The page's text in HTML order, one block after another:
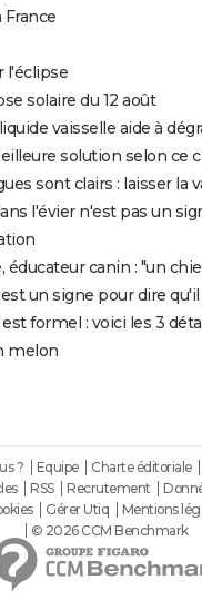
l'éclipse
solaire du 12 août
vaisselle aide à
solution selon ce
sont clairs : laisser la
l'évier n'est pas un
éducateur canin : "un
un signe pour dire
formel : voici les 3
melon
? Equipe Charte éditoriale
RSS Recrutement
Gérer Utiq Mentions
© 2026 CCM Benchmark